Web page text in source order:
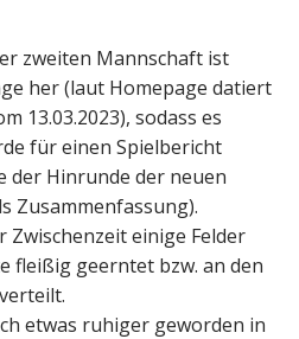
zweiten Mannschaft ist
her (laut Homepage datiert
13.03.2023), sodass es
für einen Spielbericht
der Hinrunde der neuen
Zusammenfassung).
Zwischenzeit einige Felder
fleißig geerntet bzw. an den
etwas ruhiger geworden in